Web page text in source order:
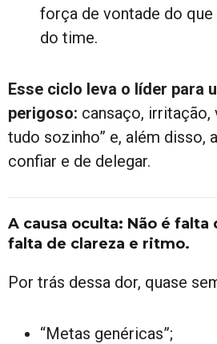
força de vontade do
do time.
Esse ciclo leva o líder para
perigoso: cansaço, irritação,
tudo sozinho” e, além disso,
confiar e de delegar.
A causa oculta: Não é falta
falta de clareza e ritmo.
Por trás dessa dor, quase
“Metas genéricas”;